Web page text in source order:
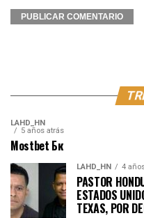
LAHD_HN
5 años atrás
Mostbet Бк
LAHD_HN 4
PASTOR
ESTADOS
TEXAS, POR